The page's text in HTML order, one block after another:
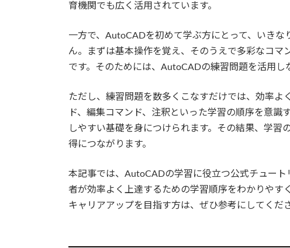
育機関でも広く活用されています。
一方で、AutoCADを初めて学ぶ方にとって、いき
ん。まずは基本操作を覚え、そのうえで多彩なコ
です。そのためには、AutoCADの練習問題を活用し
ただし、練習問題を数多くこなすだけでは、効率
ド、編集コマンド、注釈といった学習の順序を意
しやすい基礎を身につけられます。その結果、学習
得につながります。
本記事では、AutoCADの学習に役立つ公式チュー
者が効率よく上達するための学習順序をわかりやす
キャリアアップを目指す方は、ぜひ参考にしてくだ